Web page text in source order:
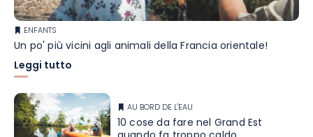
ENFANTS
Un po' più vicini agli animali della Francia orientale!
Leggi tutto
AU BORD DE L'EAU
10 cose da fare nel Grand Est